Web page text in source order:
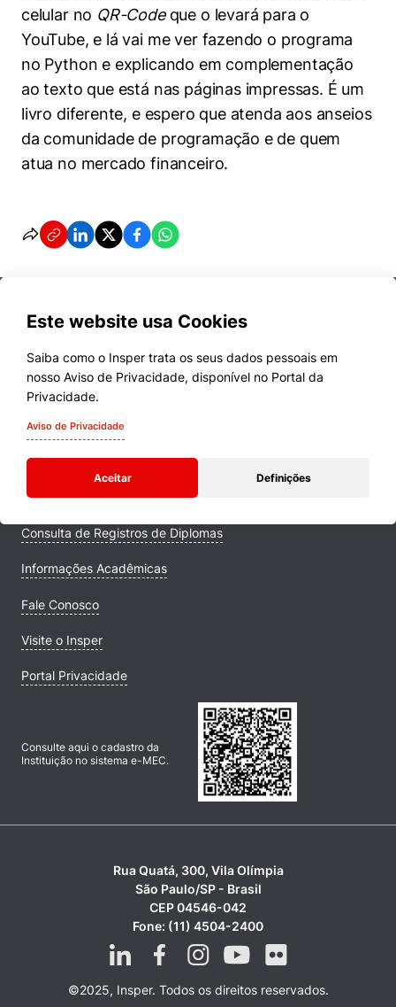
celular no QR-Codeque o levará para o
YouTube, e lá vai me ver fazendo o programa
no Python e explicando em complementação
ao texto que está nas páginas impressas. É um
livro diferente, e espero que atenda aos anseios
da comunidade de programação e de quem
atua no mercado financeiro.
Este website usa Cookies
Saiba como o Insper trata os seus dados pessoais em
nosso Aviso de Privacidade, disponível no Portal da
Privacidade.
Aviso de Privacidade
Aceitar Definições
Cursos
Quem Somos
Comunidade Transforme
Campus
Consulta de Registros de Diplomas
Informações Acadêmicas
Fale Conosco
Visite o Insper
Portal Privacidade
Consulte aqui o cadastro da
Instituição no sistema e-MEC.
Rua Quatá, 300, Vila Olímpia
São Paulo/SP - Brasil
CEP 04546-042
Fone: (11) 4504-2400
©2025, Insper. Todos os direitos reservados.